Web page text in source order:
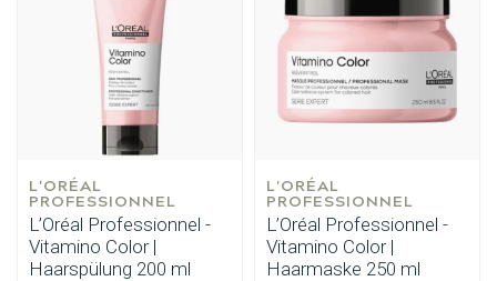
L'ORÉAL
PROFESSIONNEL
L’Oréal Professionnel -
Vitamino Color |
Haarspülung 200 ml
L'ORÉAL
PROFESSIONNEL
L’Oréal Professionnel -
Vitamino Color |
Haarmaske 250 ml